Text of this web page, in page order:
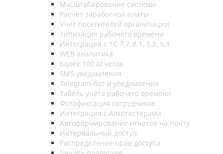
Масштабирование системы
Расчет заработной платы
Учет посетителей организации
Типизация рабочего времени
Интеграция с 1С 7.7, 8.1, 8.2, 8.3
WEB аналитика
Более 100 отчетов
SMS уведомления
Telegram-бот и уведомления
Табель учета рабочего времени
Фотофиксация сотрудников
Интеграция с Алкотестерами
Автоформирование отчетов на почту
Интервальный доступ
Распределение прав доступа